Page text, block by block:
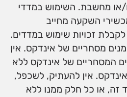
או מחשבת. השימוש במדדי
השקעה מחייב
זכויות שימוש במדדים.
מסחריים של אינדקס. אין
המסחריים של אינדקס ללא
אין להעתיק, לשכפל,
זה, או כל חלק ממנו ללא